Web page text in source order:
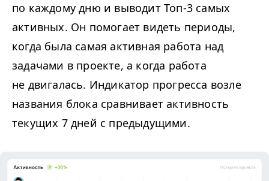
по каждому дню и выводит Топ-3 самых
активных. Он помогает видеть периоды,
когда была самая активная работа над
задачами в проекте, а когда работа
не двигалась. Индикатор прогресса возле
названия блока сравнивает активность
текущих 7 дней с предыдущими.